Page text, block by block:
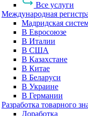
Все услуги
Международная
Мадридская
В Евросоюзе
В Италии
В США
В Казахстане
В Китае
В Беларуси
В Украине
В Германии
Разработка товарного
Доработка